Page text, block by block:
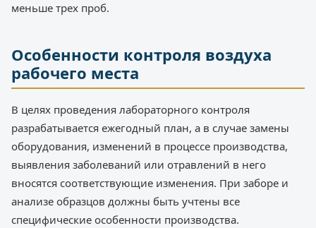
меньше трех проб.
Особенности контроля воздуха
рабочего места
В целях проведения лабораторного контроля
разрабатывается ежегодный план, а в случае замены
оборудования, изменений в процессе производства,
выявления заболеваний или отравлений в него
вносятся соответствующие изменения. При заборе и
анализе образцов должны быть учтены все
специфические особенности производства.